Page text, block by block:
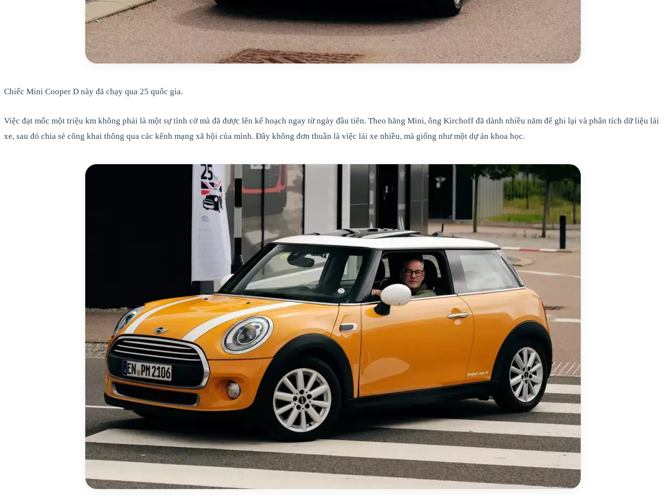
Chiếc Mini Cooper D này đã chạy qua 25 quốc gia.
Việc đạt mốc một triệu km không phải là một sự tình cờ mà đã được lên kế hoạch ngay từ ngày đầu tiên. Theo hãng Mini, ông Kirchoff đã dành nhiều năm để ghi lại và phân tích dữ liệu lái
xe, sau đó chia sẻ công khai thông qua các kênh mạng xã hội của mình. Đây không đơn thuần là việc lái xe nhiều, mà giống như một dự án khoa học.